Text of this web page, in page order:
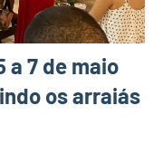
a 7 de maio
os arraiás